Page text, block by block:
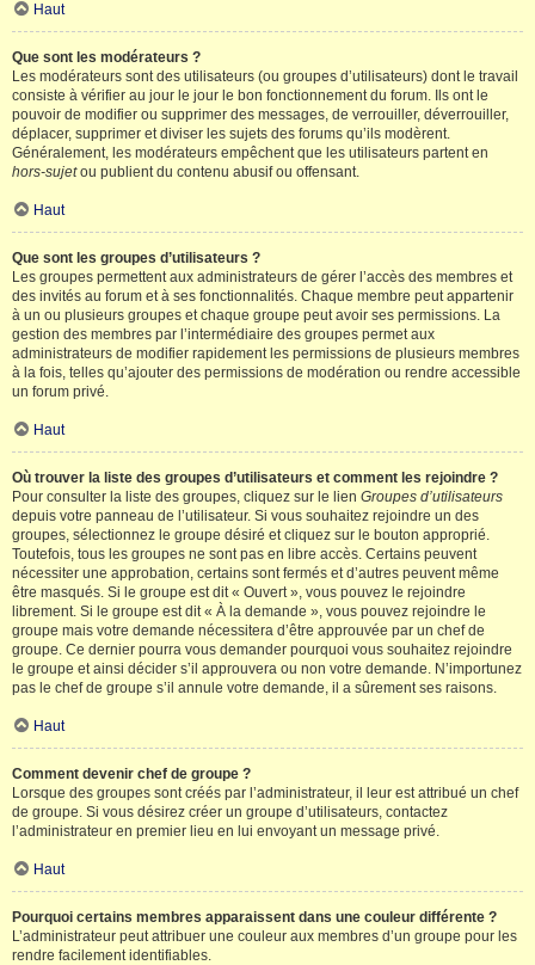
Haut
Que sont les modérateurs ?
Les modérateurs sont des utilisateurs (ou groupes d’utilisateurs) dont le travail
consiste à vérifier au jour le jour le bon fonctionnement du forum. Ils ont le
pouvoir de modifier ou supprimer des messages, de verrouiller, déverrouiller,
déplacer, supprimer et diviser les sujets des forums qu’ils modèrent.
Généralement, les modérateurs empêchent que les utilisateurs partent en
hors-sujetou publient du contenu abusif ou offensant.
Haut
Que sont les groupes d’utilisateurs ?
Les groupes permettent aux administrateurs de gérer l’accès des membres et
des invités au forum et à ses fonctionnalités. Chaque membre peut appartenir
à un ou plusieurs groupes et chaque groupe peut avoir ses permissions. La
gestion des membres par l’intermédiaire des groupes permet aux
administrateurs de modifier rapidement les permissions de plusieurs membres
à la fois, telles qu’ajouter des permissions de modération ou rendre accessible
un forum privé.
Haut
Où trouver la liste des groupes d’utilisateurs et comment les rejoindre ?
Pour consulter la liste des groupes, cliquez sur le lien Groupes d’utilisateurs
depuis votre panneau de l’utilisateur. Si vous souhaitez rejoindre un des
groupes, sélectionnez le groupe désiré et cliquez sur le bouton approprié.
Toutefois, tous les groupes ne sont pas en libre accès. Certains peuvent
nécessiter une approbation, certains sont fermés et d’autres peuvent même
être masqués. Si le groupe est dit « Ouvert », vous pouvez le rejoindre
librement. Si le groupe est dit « À la demande », vous pouvez rejoindre le
groupe mais votre demande nécessitera d’être approuvée par un chef de
groupe. Ce dernier pourra vous demander pourquoi vous souhaitez rejoindre
le groupe et ainsi décider s’il approuvera ou non votre demande. N’importunez
pas le chef de groupe s’il annule votre demande, il a sûrement ses raisons.
Haut
Comment devenir chef de groupe ?
Lorsque des groupes sont créés par l’administrateur, il leur est attribué un chef
de groupe. Si vous désirez créer un groupe d’utilisateurs, contactez
l’administrateur en premier lieu en lui envoyant un message privé.
Haut
Pourquoi certains membres apparaissent dans une couleur différente ?
L’administrateur peut attribuer une couleur aux membres d’un groupe pour les
rendre facilement identifiables.